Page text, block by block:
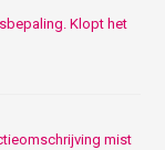
Klopt het
mist